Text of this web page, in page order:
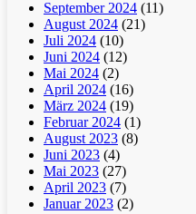
September 2024 (11)
August 2024 (21)
Juli 2024 (10)
Juni 2024 (12)
Mai 2024 (2)
April 2024 (16)
März 2024 (19)
Februar 2024 (1)
August 2023 (8)
Juni 2023 (4)
Mai 2023 (27)
April 2023 (7)
Januar 2023 (2)